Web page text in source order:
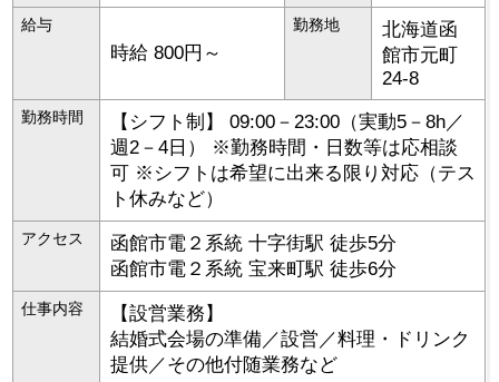
給与
時給 800円～
勤務地 北海道函
館市元町
24-8
勤務時間
【シフト制】 09:00－23:00（実動5－8h／
週2－4日） ※勤務時間・日数等は応相談
可 ※シフトは希望に出来る限り対応（テス
ト休みなど）
アクセス
函館市電２系統 十字街駅 徒歩5分
函館市電２系統 宝来町駅 徒歩6分
仕事内容
【設営業務】
結婚式会場の準備／設営／料理・ドリンク
提供／その他付随業務など